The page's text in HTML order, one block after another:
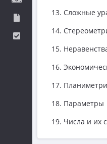
13. Сложные
14.
15.
16.
17.
18. Параметры
19. Числа и их